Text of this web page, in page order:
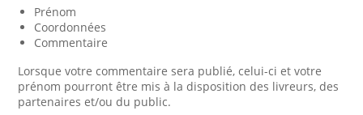
Prénom
Coordonnées
Commentaire
Lorsque votre commentaire sera publié, celui-ci et votre
prénom pourront être mis à la disposition des livreurs, des
partenaires et/ou du public.